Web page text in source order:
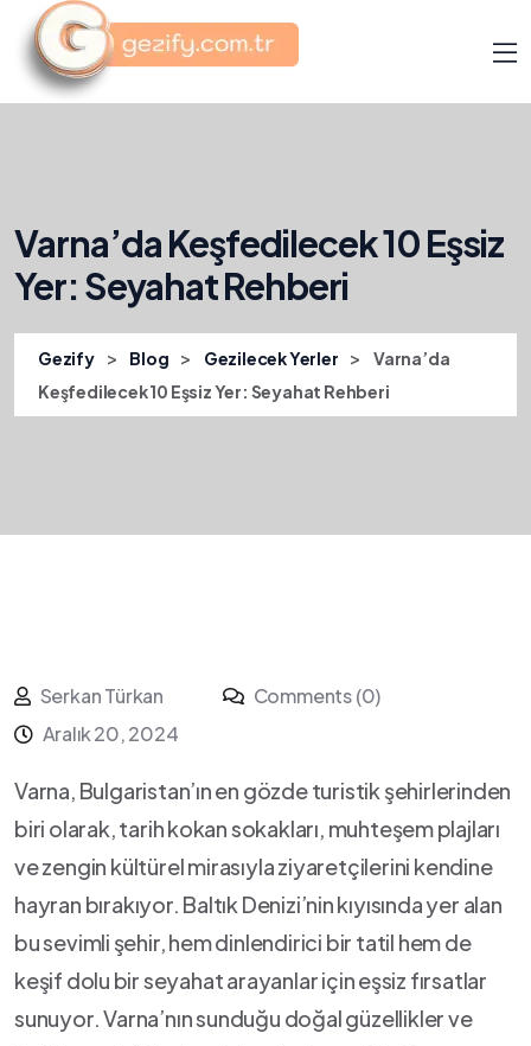
Varna’da Keşfedilecek 10 Eşsiz
Yer: Seyahat Rehberi
Gezify > Blog > Gezilecek Yerler >
Varna’da
Keşfedilecek 10 Eşsiz Yer: Seyahat Rehberi
Serkan Türkan
Comments (0)
Aralık 20, 2024
Varna, Bulgaristan’ın ⁢en ‍gözde turistik ‍şehirlerinden‍
biri olarak, tarih⁢ kokan ​sokakları, muhteşem ⁢plajları
ve zengin kültürel mirasıyla ziyaretçilerini kendine
hayran bırakıyor.⁣ Baltık Denizi’nin⁢ kıyısında yer alan
bu sevimli ⁤şehir, hem dinlendirici bir tatil hem⁢ de
keşif dolu⁣ bir seyahat arayanlar için ⁣eşsiz fırsatlar‍
sunuyor. Varna’nın ‌sunduğu doğal güzellikler ve